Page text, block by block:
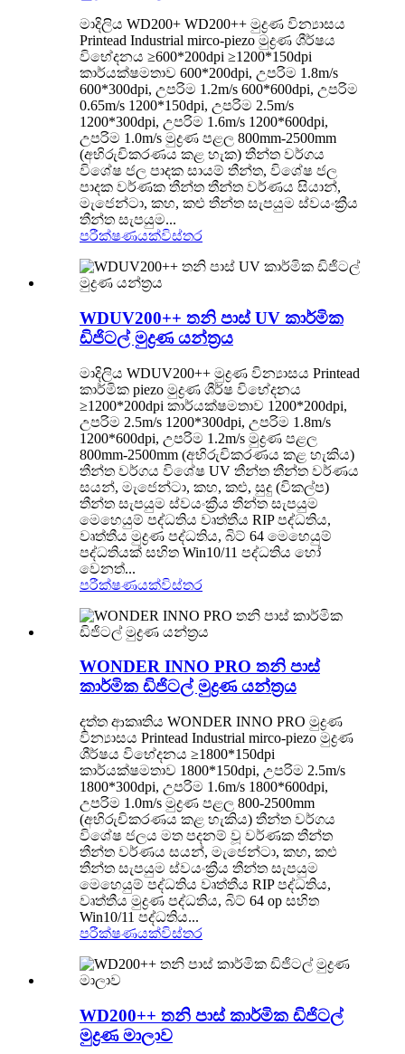
මාදිලිය WD200+ WD200++ මුද්‍රණ වින්‍යාසය
Printead Industrial mirco-piezo මුද්‍රණ ශීර්ෂය
විභේදනය ≥600*200dpi ≥1200*150dpi
කාර්යක්ෂමතාව 600*200dpi, උපරිම 1.8m/s
600*300dpi, උපරිම 1.2m/s 600*600dpi, උපරිම
0.65m/s 1200*150dpi, උපරිම 2.5m/s
1200*300dpi, උපරිම 1.6m/s 1200*600dpi,
උපරිම 1.0m/s මුද්‍රණ පළල 800mm-2500mm
(අභිරුචිකරණය කළ හැක) තීන්ත වර්ගය
විශේෂ ජල පාදක සායම් තීන්ත, විශේෂ ජල
පාදක වර්ණක තීන්ත තීන්ත වර්ණය සියාන්,
මැජෙන්ටා, කහ, කළු තීන්ත සැපයුම ස්වයංක්‍රීය
තීන්ත සැපයුම...
පරීක්ෂණයක්විස්තර
WDUV200++ තනි පාස් UV කාර්මික
ඩිජිටල් මුද්‍රණ යන්ත්‍රය
මාදිලිය WDUV200++ මුද්‍රණ වින්‍යාසය Printead
කාර්මික piezo මුද්‍රණ ශීර්ෂ විභේදනය
≥1200*200dpi කාර්යක්ෂමතාව 1200*200dpi,
උපරිම 2.5m/s 1200*300dpi, උපරිම 1.8m/s
1200*600dpi, උපරිම 1.2m/s මුද්‍රණ පළල
800mm-2500mm (අභිරුචිකරණය කළ හැකිය)
තීන්ත වර්ගය විශේෂ UV තීන්ත තීන්ත වර්ණය
සයන්, මැජෙන්ටා, කහ, කළු, සුදු (විකල්ප)
තීන්ත සැපයුම ස්වයංක්‍රීය තීන්ත සැපයුම
මෙහෙයුම් පද්ධතිය වෘත්තීය RIP පද්ධතිය,
වෘත්තීය මුද්‍රණ පද්ධතිය, බිට් 64 මෙහෙයුම්
පද්ධතියක් සහිත Win10/11 පද්ධතිය හෝ
වෙනත්...
පරීක්ෂණයක්විස්තර
WONDER INNO PRO තනි පාස්
කාර්මික ඩිජිටල් මුද්‍රණ යන්ත්‍රය
දත්ත ආකෘතිය WONDER INNO PRO මුද්‍රණ
වින්‍යාසය Printead Industrial mirco-piezo මුද්‍රණ
ශීර්ෂය විභේදනය ≥1800*150dpi
කාර්යක්ෂමතාව 1800*150dpi, උපරිම 2.5m/s
1800*300dpi, උපරිම 1.6m/s 1800*600dpi,
උපරිම 1.0m/s මුද්‍රණ පළල 800-2500mm
(අභිරුචිකරණය කළ හැකිය) තීන්ත වර්ගය
විශේෂ ජලය මත පදනම් වූ වර්ණක තීන්ත
තීන්ත වර්ණය සයන්, මැජෙන්ටා, කහ, කළු
තීන්ත සැපයුම ස්වයංක්‍රීය තීන්ත සැපයුම
මෙහෙයුම් පද්ධතිය වෘත්තීය RIP පද්ධතිය,
වෘත්තීය මුද්‍රණ පද්ධතිය, බිට් 64 op සහිත
Win10/11 පද්ධතිය...
පරීක්ෂණයක්විස්තර
WD200++ තනි පාස් කාර්මික ඩිජිටල්
මුද්‍රණ මාලාව